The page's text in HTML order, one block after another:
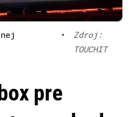
•
Zdroj:
TOUCHIT
pre